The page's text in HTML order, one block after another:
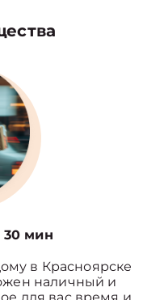
30 мин
в Красноярске
наличный и